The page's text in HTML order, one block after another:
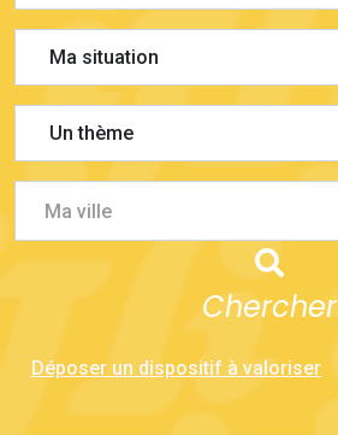
Ma ville
Chercher
Déposer un dispositif à valoriser